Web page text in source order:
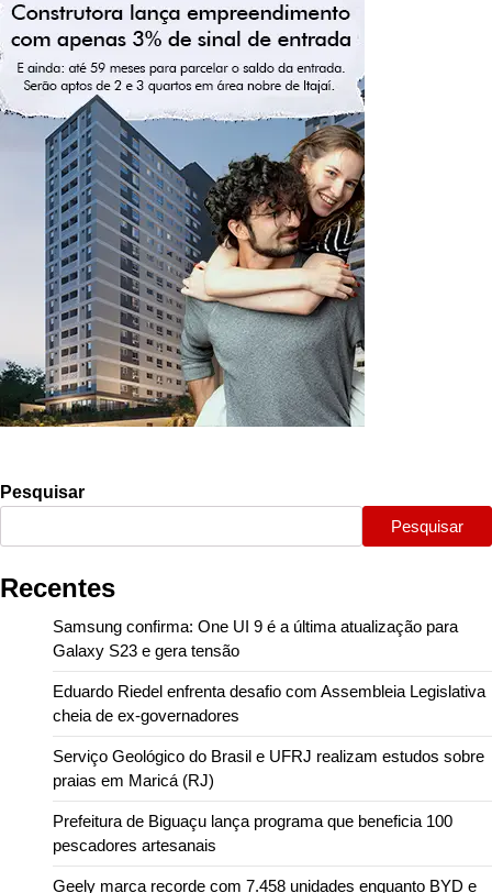
Pesquisar
Pesquisar
Recentes
Samsung confirma: One UI 9 é a última atualização para
Galaxy S23 e gera tensão
Eduardo Riedel enfrenta desafio com Assembleia Legislativa
cheia de ex-governadores
Serviço Geológico do Brasil e UFRJ realizam estudos sobre
praias em Maricá (RJ)
Prefeitura de Biguaçu lança programa que beneficia 100
pescadores artesanais
Geely marca recorde com 7.458 unidades enquanto BYD e